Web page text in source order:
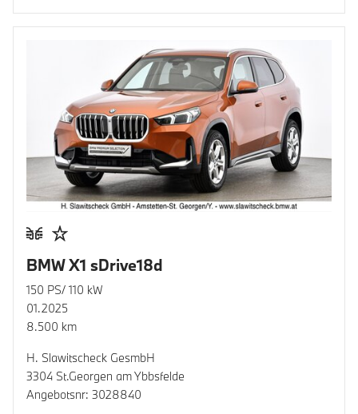
BMW X1 sDrive18d
150 PS/ 110 kW
01.2025
8.500 km
H. Slawitscheck GesmbH
3304 St.Georgen am Ybbsfelde
Angebotsnr: 3028840